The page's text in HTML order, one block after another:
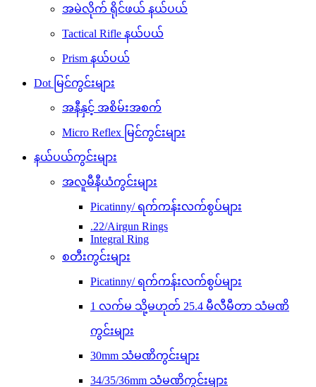
အမဲလိုက် ရိုင်ဖယ် နယ်ပယ်
Tactical Rifle နယ်ပယ်
Prism နယ်ပယ်
Dot မြင်ကွင်းများ
အနီနှင့် အစိမ်းအစက်
Micro Reflex မြင်ကွင်းများ
နယ်ပယ်ကွင်းများ
အလူမီနီယံကွင်းများ
Picatinny/ ရက်ကန်းလက်စွပ်များ
.22/Airgun Rings
Integral Ring
စတီးကွင်းများ
Picatinny/ ရက်ကန်းလက်စွပ်များ
1 လက်မ သို့မဟုတ် 25.4 မီလီမီတာ သံမဏိ
ကွင်းများ
30mm သံမဏိကွင်းများ
34/35/36mm သံမဏိကွင်းများ